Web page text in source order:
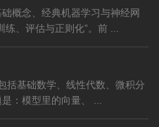
概念、经典机器学习与神经网
、评估与正则化”。前 ...
括基础数学、线性代数、微积分
：模型里的向量、 ...